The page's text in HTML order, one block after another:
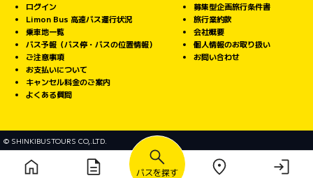
バスを探す
ログイン
Limon Bus 高速バス運行状況
乗車地一覧
バス予報（バス停・バスの位置情報）
ご注意事項
お支払いについて
キャンセル料金のご案内
よくある質問
募集型企画旅行条件書
旅行業約款
会社概要
個人情報のお取り扱い
お問い合わせ
© SHINKIBUSTOURS CO,.LTD.